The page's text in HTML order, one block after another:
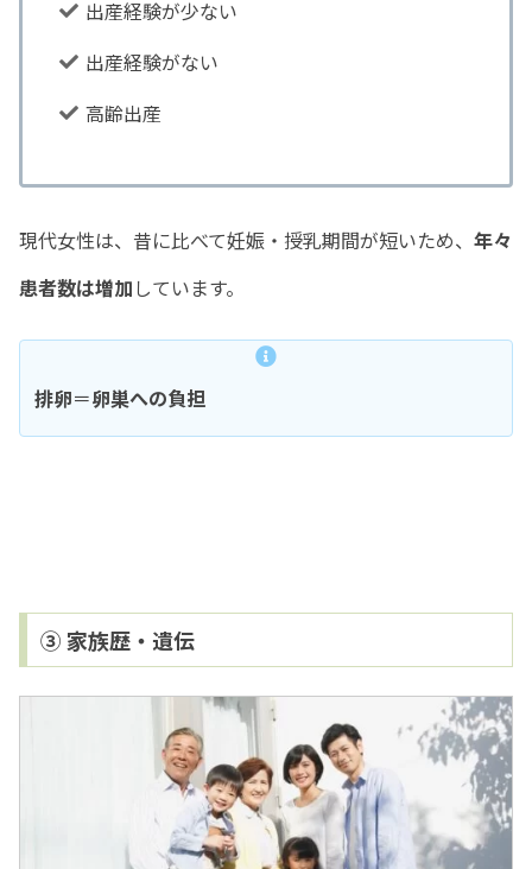
出産経験が少ない
出産経験がない
高齢出産
現代女性は、昔に比べて妊娠・授乳期間が短いため、 年々
患者数は増加 しています。
排卵＝卵巣への負担
③ 家族歴・遺伝